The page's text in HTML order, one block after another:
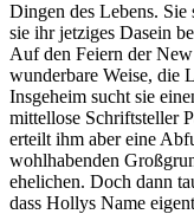
Dingen des Lebens.
sie ihr jetziges Dasein
Auf den Feiern der
wunderbare Weise, die
Insgeheim sucht sie
mittellose Schriftsteller
erteilt ihm aber eine
wohlhabenden
ehelichen. Doch dann
dass Hollys Name